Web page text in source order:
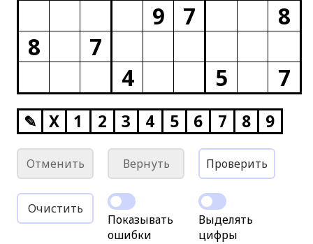
9
7
8
8
7
4
5 7
✎ X 1 2 3 4 5 6 7 8 9
Отменить Вернуть Проверить
Очистить
Показывать
ошибки
Выделять
цифры